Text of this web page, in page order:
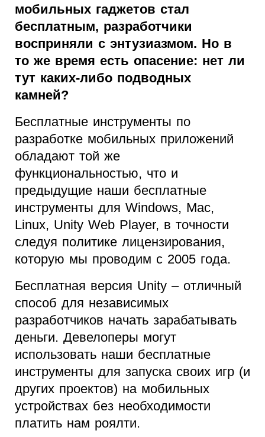
мобильных гаджетов стал
бесплатным, разработчики
восприняли с энтузиазмом. Но в
то же время есть опасение: нет ли
тут каких-либо подводных
камней?
Бесплатные инструменты по
разработке мобильных приложений
обладают той же
функциональностью, что и
предыдущие наши бесплатные
инструменты для Windows, Mac,
Linux, Unity Web Player, в точности
следуя политике лицензирования,
которую мы проводим с 2005 года.
Бесплатная версия Unity – отличный
способ для независимых
разработчиков начать зарабатывать
деньги. Девелоперы могут
использовать наши бесплатные
инструменты для запуска своих игр (и
других проектов) на мобильных
устройствах без необходимости
платить нам роялти.